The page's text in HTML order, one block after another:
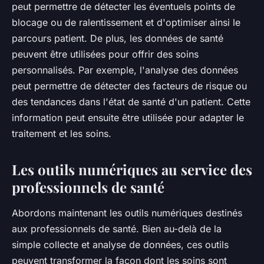
peut permettre de détecter les éventuels points de
blocage ou de ralentissement et d'optimiser ainsi le
parcours patient. De plus, les données de santé
peuvent être utilisées pour offrir des soins
personnalisés. Par exemple, l'analyse des données
peut permettre de détecter des facteurs de risque ou
des tendances dans l'état de santé d'un patient. Cette
information peut ensuite être utilisée pour adapter le
traitement et les soins.
Les outils numériques au service des
professionnels de santé
Abordons maintenant les outils numériques destinés
aux professionnels de santé. Bien au-delà de la
simple collecte et analyse de données, ces outils
peuvent transformer la façon dont les soins sont